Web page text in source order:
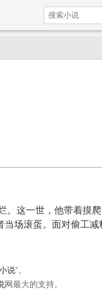
。这一世，他带着摸
场滚蛋。面对偷工减
说”。
网最大的支持。